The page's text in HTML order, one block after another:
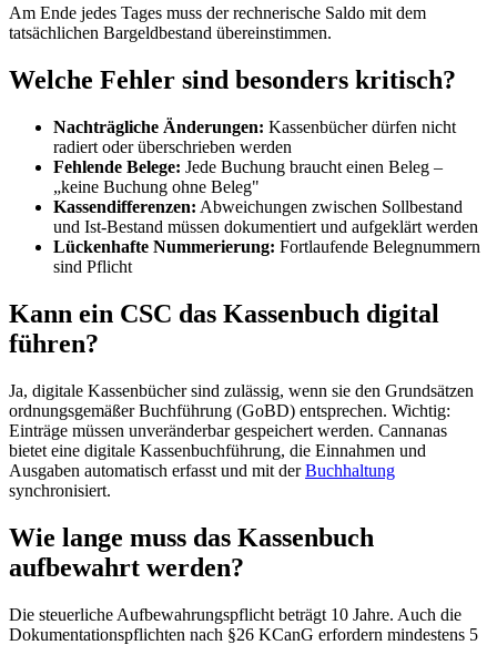
Am Ende jedes Tages muss der rechnerische Saldo mit dem
tatsächlichen Bargeldbestand übereinstimmen.
Welche Fehler sind besonders kritisch?
Nachträgliche Änderungen: Kassenbücher dürfen nicht
radiert oder überschrieben werden
Fehlende Belege: Jede Buchung braucht einen Beleg –
„keine Buchung ohne Beleg"
Kassendifferenzen: Abweichungen zwischen Sollbestand
und Ist-Bestand müssen dokumentiert und aufgeklärt werden
Lückenhafte Nummerierung: Fortlaufende Belegnummern
sind Pflicht
Kann ein CSC das Kassenbuch digital
führen?
Ja, digitale Kassenbücher sind zulässig, wenn sie den Grundsätzen
ordnungsgemäßer Buchführung (GoBD) entsprechen. Wichtig:
Einträge müssen unveränderbar gespeichert werden. Cannanas
bietet eine digitale Kassenbuchführung, die Einnahmen und
Ausgaben automatisch erfasst und mit derBuchhaltung
synchronisiert.
Wie lange muss das Kassenbuch
aufbewahrt werden?
Die steuerliche Aufbewahrungspflicht beträgt 10 Jahre. Auch die
Dokumentationspflichten nach §26 KCanG erfordern mindestens 5